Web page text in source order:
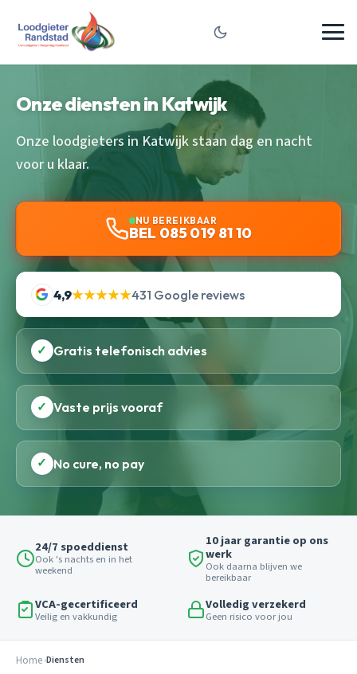
Onze diensten in Katwijk
Onze loodgieters in Katwijk staan dag en nacht
voor u klaar.
NU BEREIKBAAR
BEL 085 019 81 10
4,9★★★★★431 Google reviews
✓ Gratis telefonisch advies
✓ Vaste prijs vooraf
✓ No cure, no pay
24/7 spoeddienst
Ook 's nachts en in het
weekend
10 jaar garantie op ons
werk
Ook daarna blijven we
bereikbaar
VCA-gecertificeerd
Veilig en vakkundig
Volledig verzekerd
Geen risico voor jou
Home Diensten